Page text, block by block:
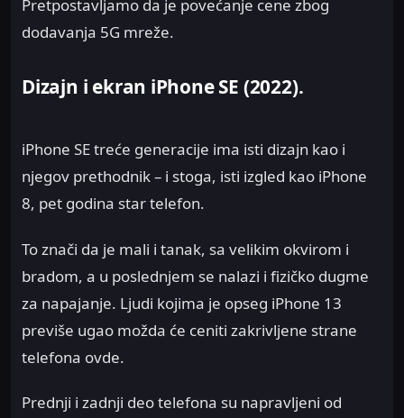
Pretpostavljamo da je povećanje cene zbog
dodavanja 5G mreže.
Dizajn i ekran iPhone SE (2022).
iPhone SE treće generacije ima isti dizajn kao i
njegov prethodnik – i stoga, isti izgled kao iPhone
8, pet godina star telefon.
To znači da je mali i tanak, sa velikim okvirom i
bradom, a u poslednjem se nalazi i fizičko dugme
za napajanje. Ljudi kojima je opseg iPhone 13
previše ugao možda će ceniti zakrivljene strane
telefona ovde.
Prednji i zadnji deo telefona su napravljeni od